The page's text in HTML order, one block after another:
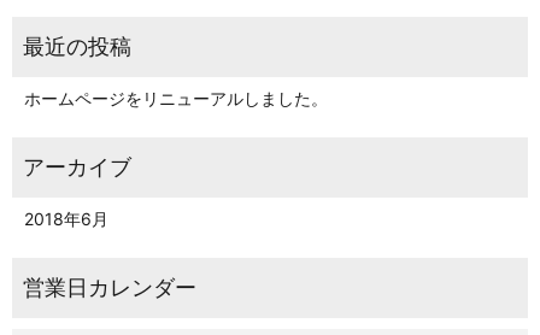
ホームページをリニューアルしました。
2018年6月